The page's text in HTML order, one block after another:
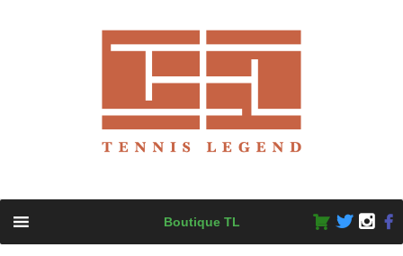
content
Boutique TL